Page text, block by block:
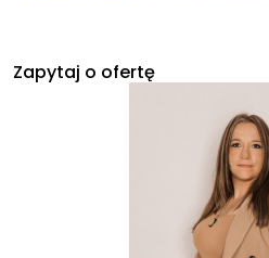
Zapytaj o ofertę